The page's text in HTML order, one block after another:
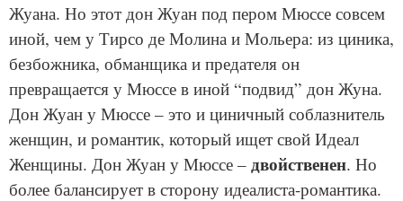
Жуана. Но этот дон Жуан под пером Мюссе совсем
иной, чем у Тирсо де Молина и Мольера: из циника,
безбожника, обманщика и предателя он
превращается у Мюссе в иной “подвид” дон Жуна.
Дон Жуан у Мюссе – это и циничный соблазнитель
женщин, и романтик, который ищет свой Идеал
Женщины. Дон Жуан у Мюссе – двойственен. Но
более балансирует в сторону идеалиста-романтика.